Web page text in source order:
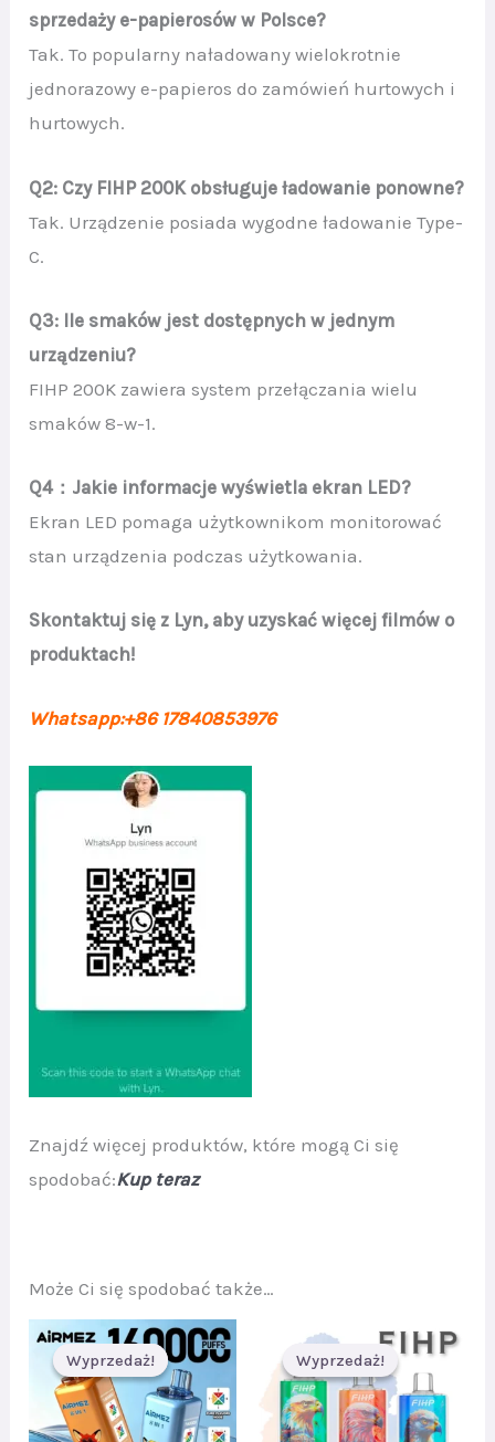
sprzedaży e-papierosów w Polsce?
Tak. To popularny naładowany wielokrotnie
jednorazowy e-papieros do zamówień hurtowych i
hurtowych.
Q2: Czy FIHP 200K obsługuje ładowanie ponowne?
Tak. Urządzenie posiada wygodne ładowanie Type-
C.
Q3: Ile smaków jest dostępnych w jednym
urządzeniu?
FIHP 200K zawiera system przełączania wielu
smaków 8-w-1.
Q4：Jakie informacje wyświetla ekran LED?
Ekran LED pomaga użytkownikom monitorować
stan urządzenia podczas użytkowania.
Skontaktuj się z Lyn, aby uzyskać więcej filmów o
produktach!
Whatsapp:+86 17840853976
Znajdź więcej produktów, które mogą Ci się
spodobać:Kup teraz
Może Ci się spodobać także…
Wyprzedaż!
Wyprzedaż! Wyprzedaż!
Wyprzedaż!